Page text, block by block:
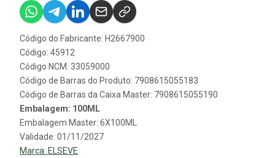
Código do Fabricante: H2667900
Código: 45912
Código NCM: 33059000
Código de Barras do Produto: 7908615055183
Código de Barras da Caixa Master: 7908615055190
Embalagem: 100ML
Embalagem Master: 6X100ML
Validade: 01/11/2027
Marca: ELSEVE